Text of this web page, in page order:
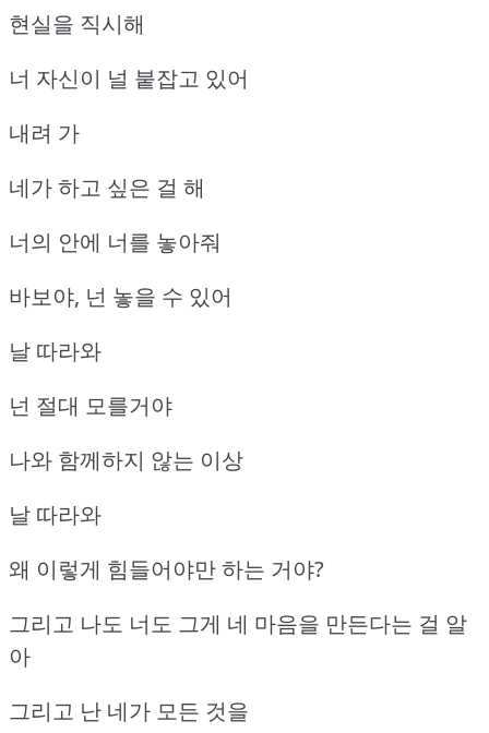
현실을 직시해
너 자신이 널 붙잡고 있어
내려 가
네가 하고 싶은 걸 해
너의 안에 너를 놓아줘
바보야, 넌 놓을 수 있어
날 따라와
넌 절대 모를거야
나와 함께하지 않는 이상
날 따라와
왜 이렇게 힘들어야만 하는 거야?
그리고 나도 너도 그게 네 마음을 만든다는 걸 알
아
그리고 난 네가 모든 것을